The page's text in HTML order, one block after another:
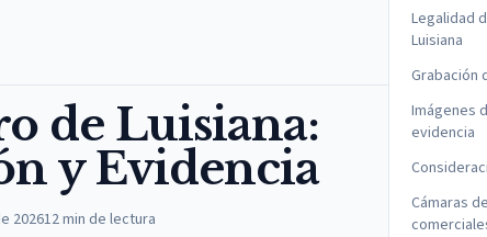
de Luisiana:
y Evidencia
202612min de lectura
Legalidad
Luisiana
Grabación
Imágenes
evidencia
Cámaras